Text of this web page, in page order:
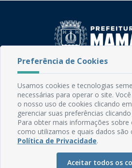
Rua do Imperador, 78, Centro
CEP: 58.280-000 - Mamanguape/
Fone: (83) 3292-2246
Email:
Expediente: Segunda à Sexta, das
Mapa do Site
Manual de Navegação
Preferência de Cookies
Usamos cookies e tecnologias
necessárias para operar o site.
o nosso uso de cookies clicando
gerenciar suas preferências
Para obter mais informações sobre
como utilizamos e quais dados são
Política de Privacidade.
Aceitar todos os